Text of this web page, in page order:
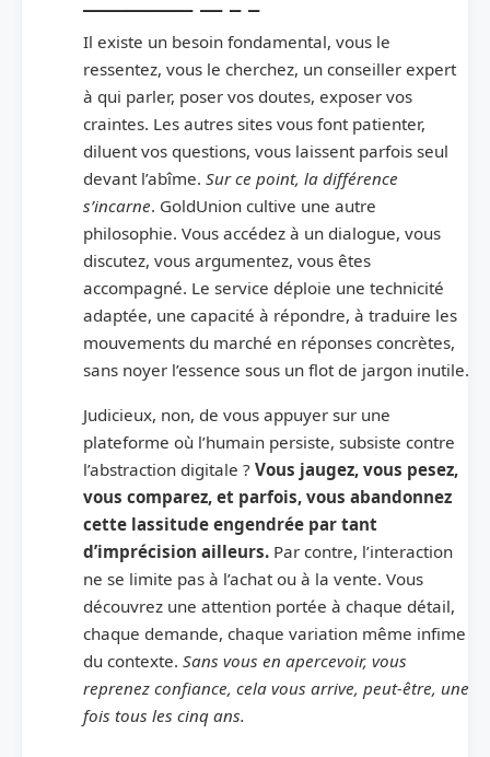
Il existe un besoin fondamental, vous le
ressentez, vous le cherchez, un conseiller expert
à qui parler, poser vos doutes, exposer vos
craintes. Les autres sites vous font patienter,
diluent vos questions, vous laissent parfois seul
devant l’abîme. Sur ce point, la différence
s’incarne. GoldUnion cultive une autre
philosophie. Vous accédez à un dialogue, vous
discutez, vous argumentez, vous êtes
accompagné. Le service déploie une technicité
adaptée, une capacité à répondre, à traduire les
mouvements du marché en réponses concrètes,
sans noyer l’essence sous un flot de jargon inutile.
Judicieux, non, de vous appuyer sur une
plateforme où l’humain persiste, subsiste contre
l’abstraction digitale ? Vous jaugez, vous pesez,
vous comparez, et parfois, vous abandonnez
cette lassitude engendrée par tant
d’imprécision ailleurs. Par contre, l’interaction
ne se limite pas à l’achat ou à la vente. Vous
découvrez une attention portée à chaque détail,
chaque demande, chaque variation même infime
du contexte. Sans vous en apercevoir, vous
reprenez confiance, cela vous arrive, peut-être, une
fois tous les cinq ans.